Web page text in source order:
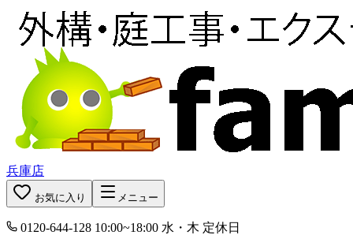
兵庫店
お気に入り メニュー
0120-644-128 10:00~18:00 水・木 定休日